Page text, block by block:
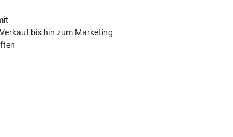
bis hin zum Marketing